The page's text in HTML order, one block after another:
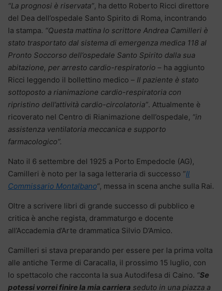
“La prognosi è riservata”, ha detto Roberto Ricci direttore
del Dea dell’ospedale Santo Spirito di Roma, incontrando
la stampa. “Questa mattina lo scrittore Andrea Camilleri è
stato trasportato dal sistema di emergenza medica 118 al
Pronto Soccorso dell’ospedale Santo Spirito dalla sua
abitazione, per arresto cardio-respiratorio – ha aggiunto
Ricci leggendo il bollettino medico – Il paziente è stato
sottoposto a rianimazione cardio-respiratoria con
ripristino dell’attività cardio-circolatoria”. Attualmente è
ricoverato nel Centro di Rianimazione dell’ospedale, “in
assistenza ventilatoria meccanica e supporto
farmacologico”.
Nato il 6 settembre del 1925 a Porto Empedocle (AG),
Camilleri è noto per la saga letteraria di successo “Il
Commissario Montalbano“, messa in scena anche sulla Rai.
Oltre a scrivere libri di grande successo di pubblico e
critica è anche regista, drammaturgo e docente
all’Accademia d’Arte drammatica Silvio D’Amico.
Camilleri si stava preparando per essere per la prima volta
alle antiche Terme di Caracalla, il prossimo 15 luglio, con
lo spettacolo che racconta la sua Autodifesa di Caino. “Se
potessi vorrei finire la mia carriera seduto in una piazza a